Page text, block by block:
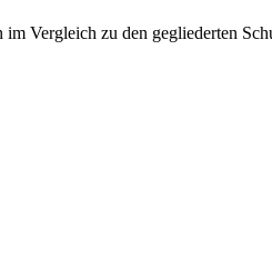
Vergleich zu den gegliederten